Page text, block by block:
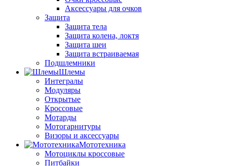
Аксессуары для очков
Защита
Защита тела
Защита колена, локтя
Защита шеи
Защита встраиваемая
Подшлемники
Шлемы
Интегралы
Модуляры
Открытые
Кроссовые
Мотарды
Мотогарнитуры
Визоры и аксессуары
Мототехника
Мотоциклы кроссовые
Питбайки